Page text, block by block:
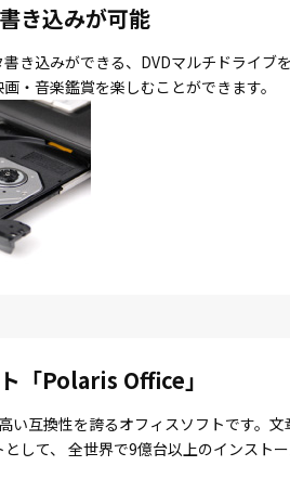
き込みが可能
き込みができる、DVDマルチドライ
・音楽鑑賞を楽しむことができます。
「Polaris Office」
互換性を誇るオフィスソフトです。
して、 全世界で9億台以上のインストー